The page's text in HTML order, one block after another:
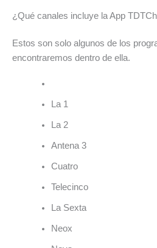
¿Qué canales incluye la App
Estos son solo algunos de los
encontraremos dentro de ella.
La 1
La 2
Antena 3
Cuatro
Telecinco
La Sexta
Neox